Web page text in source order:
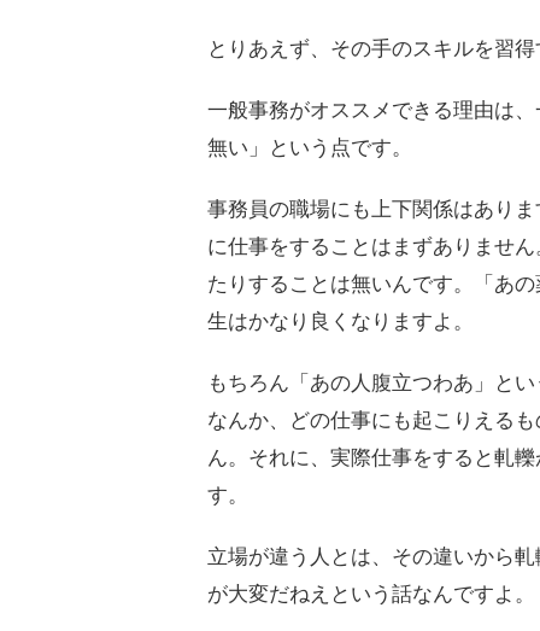
とりあえず、その手のスキルを習
一般事務がオススメできる理由は
無い」という点です。
事務員の職場にも上下関係はあり
に仕事をすることはまずありませ
たりすることは無いんです。「あ
生はかなり良くなりますよ。
もちろん「あの人腹立つわあ」と
なんか、どの仕事にも起こりえる
ん。それに、実際仕事をすると軋
す。
立場が違う人とは、その違いから
が大変だねえという話なんですよ。